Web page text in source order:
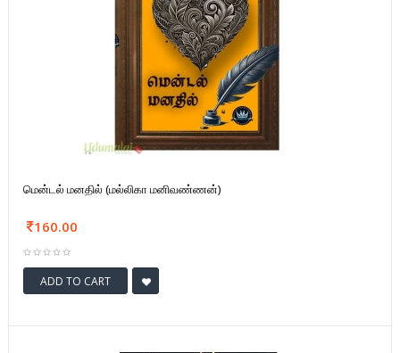
மென்டல் மனதில் (மல்லிகா மனிவண்ணன்)
160.00
ADD TO CART